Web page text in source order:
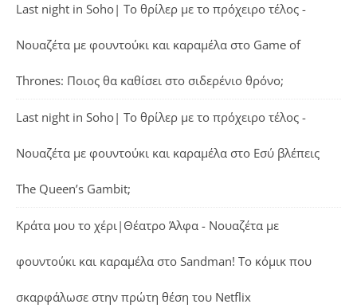
Last night in Soho| Το θρίλερ με το πρόχειρο τέλος -
Νουαζέτα με φουντούκι και καραμέλα στο Game of
Thrones: Ποιος θα καθίσει στο σιδερένιο θρόνο;
Last night in Soho| Το θρίλερ με το πρόχειρο τέλος -
Νουαζέτα με φουντούκι και καραμέλα στο Εσύ βλέπεις
The Queen’s Gambit;
Κράτα μου το χέρι|Θέατρο Άλφα - Νουαζέτα με
φουντούκι και καραμέλα στο Sandman! Το κόμικ που
σκαρφάλωσε στην πρώτη θέση του Netflix